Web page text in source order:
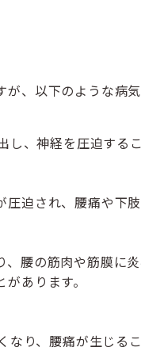
、以下のような病
し、神経を圧迫する
迫され、腰痛や下
腰の筋肉や筋膜に
あります。
なり、腰痛が生じる